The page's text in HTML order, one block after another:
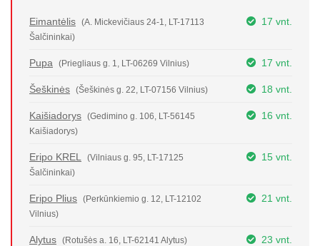
Eimantėlis
(A. Mickevičiaus 24-1, LT-17113
Šalčininkai)
17 vnt.
Pupa (Priegliaus g. 1, LT-06269 Vilnius) 17 vnt.
Šeškinės (Šeškinės g. 22, LT-07156 Vilnius) 18 vnt.
Kaišiadorys
(Gedimino g. 106, LT-56145
Kaišiadorys)
16 vnt.
Eripo KREL
(Vilniaus g. 95, LT-17125
Šalčininkai)
15 vnt.
Eripo Plius
(Perkūnkiemio g. 12, LT-12102
Vilnius)
21 vnt.
Alytus (Rotušės a. 16, LT-62141 Alytus) 23 vnt.